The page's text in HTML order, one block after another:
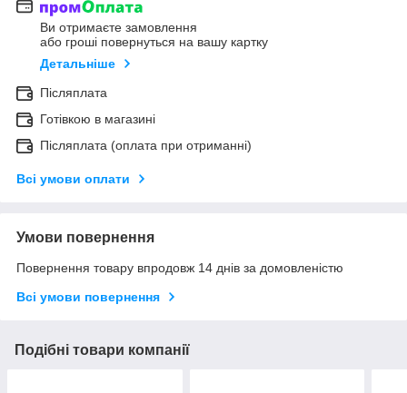
Ви отримаєте замовлення
або гроші повернуться на вашу картку
Детальніше
Післяплата
Готівкою в магазині
Післяплата (оплата при отриманні)
Всі умови оплати
Умови повернення
Повернення товару впродовж 14 днів за домовленістю
Всі умови повернення
Подібні товари компанії